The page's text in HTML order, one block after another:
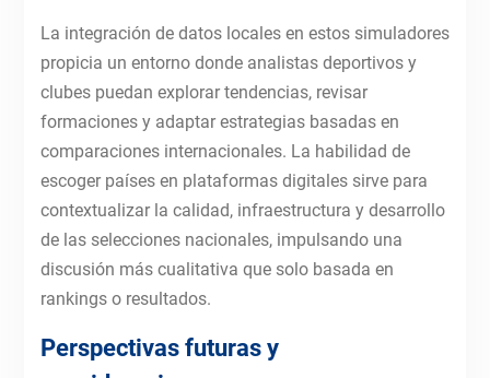
La integración de datos locales en estos simuladores
propicia un entorno donde analistas deportivos y
clubes puedan explorar tendencias, revisar
formaciones y adaptar estrategias basadas en
comparaciones internacionales. La habilidad de
escoger países en plataformas digitales sirve para
contextualizar la calidad, infraestructura y desarrollo
de las selecciones nacionales, impulsando una
discusión más cualitativa que solo basada en
rankings o resultados.
Perspectivas futuras y